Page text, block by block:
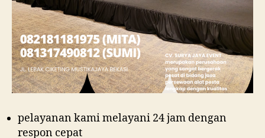
pelayanan kami melayani 24 jam dengan
respon cepat